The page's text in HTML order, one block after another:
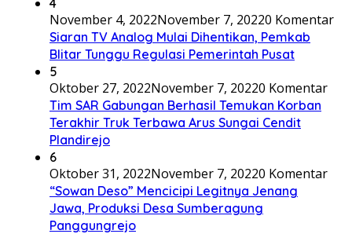
November 4, 2022November 7, 20220 Komentar
Siaran TV Analog Mulai Dihentikan, Pemkab
Blitar Tunggu Regulasi Pemerintah Pusat
5
Oktober 27, 2022November 7, 20220 Komentar
Tim SAR Gabungan Berhasil Temukan Korban
Terakhir Truk Terbawa Arus Sungai Cendit
Plandirejo
6
Oktober 31, 2022November 7, 20220 Komentar
“Sowan Deso” Mencicipi Legitnya Jenang
Jawa, Produksi Desa Sumberagung
Panggungrejo